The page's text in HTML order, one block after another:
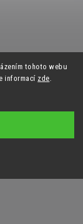
tohoto webu
informací zde.